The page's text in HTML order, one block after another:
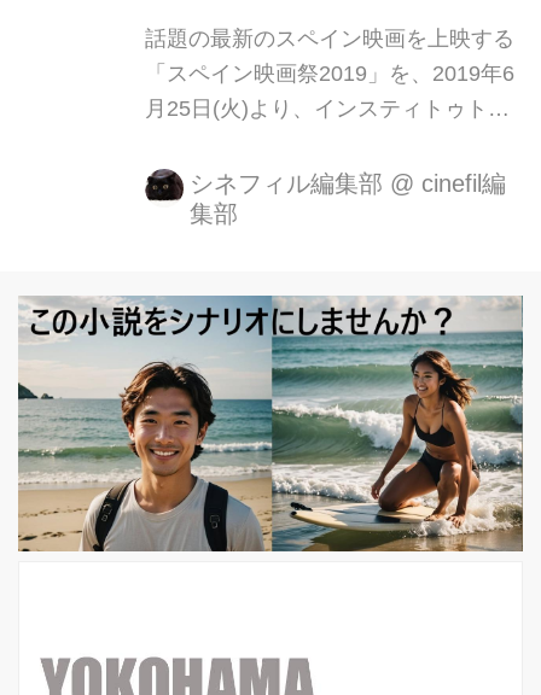
話題の最新のスペイン映画を上映する
「スペイン映画祭2019」を、2019年6
月25日(火)より、インスティトゥト・
開催されます。 スペイン映画は新鮮で
豊か、そして多様性に富み、なにより
の最新スペイン映画のトレンドをみな
さまにご紹介します。 スペイン映画業
界は今、従事する女性の急増、地方分
散化、業界の再編成、ドキュメンタリ
ー方式のヒットなど様々な動きを見て
とることができます。 スペインのアカ
デミー賞と呼ばれるゴヤ賞で作品賞を
シネフィル編集部 @ cinefil編
集部